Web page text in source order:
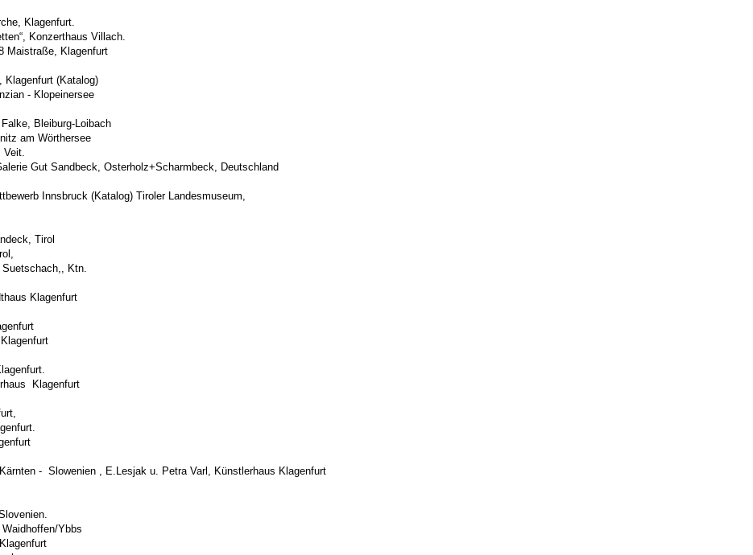
Galerie Domkirche, Klagenfurt.
Ketten“, Konzerthaus Villach.
Klagenfurt
Galerie Slama, Klagenfurt (Katalog)
Klopeinersee
Kunst“, Galerie R. Falke, Bleiburg-Loibach
Reifnitz am Wörthersee
43, St. Veit.
Deutschland
Innsbruck (Katalog) Tiroler Landesmuseum,
Galerie, Gmunden
Tirol
Ktn.
Klagenfurt
Klagenfurt
- Slowenien , E.Lesjak u. Petra Varl, Künstlerhaus Klagenfurt
Ybbs